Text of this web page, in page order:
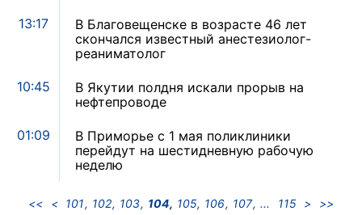
13:17
В Благовещенске в возрасте 46 лет
скончался известный анестезиолог-
реаниматолог
10:45
В Якутии полдня искали прорыв на
нефтепроводе
01:09
В Приморье с 1 мая поликлиники
перейдут на шестидневную рабочую
неделю
<< < 101 102 103 104 105 106 107 115 > >>